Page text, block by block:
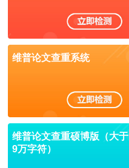
维普论文查重系统
维普论文查重硕博版（大于
9万字符）